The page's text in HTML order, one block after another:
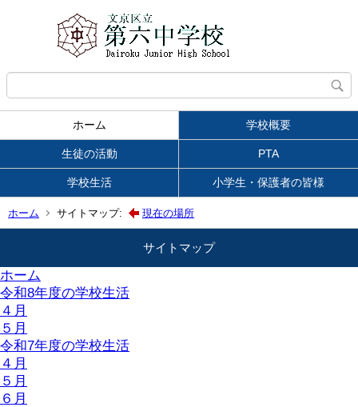
ホーム 学校概要
生徒の活動 PTA
学校生活 小学生・保護者の皆様
ホーム サイトマップ: 現在の場所
サイトマップ
ホーム
令和8年度の学校生活
４月
５月
令和7年度の学校生活
４月
５月
６月